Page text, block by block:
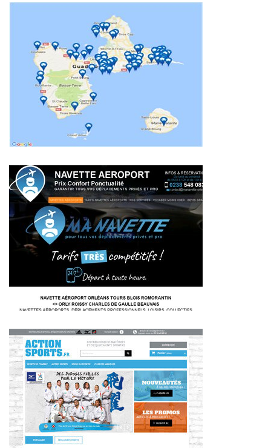
~269€/mois économisés d'annonces commerciales
~293€/mois économisés d'annonces commerciales
~405€/mois économisés d'annonces commerciales